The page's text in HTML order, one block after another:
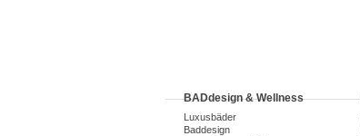
BADdesign & Wellness
Luxusbäder
Baddesign